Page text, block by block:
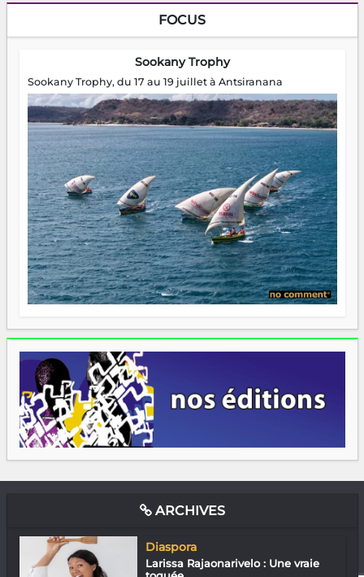
FOCUS
Sookany Trophy
Sookany Trophy, du 17 au 19 juillet à Antsiranana
ARCHIVES
Diaspora
Larissa Rajaonarivelo : Une vraie